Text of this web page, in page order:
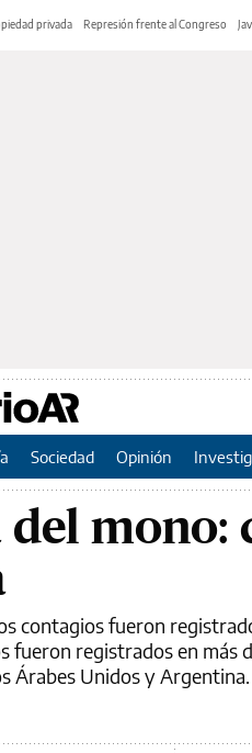
privada Represión frente al Congreso
Sociedad Opinión
mono:
contagios fueron
fueron registrados en más
Árabes Unidos y Argentina.